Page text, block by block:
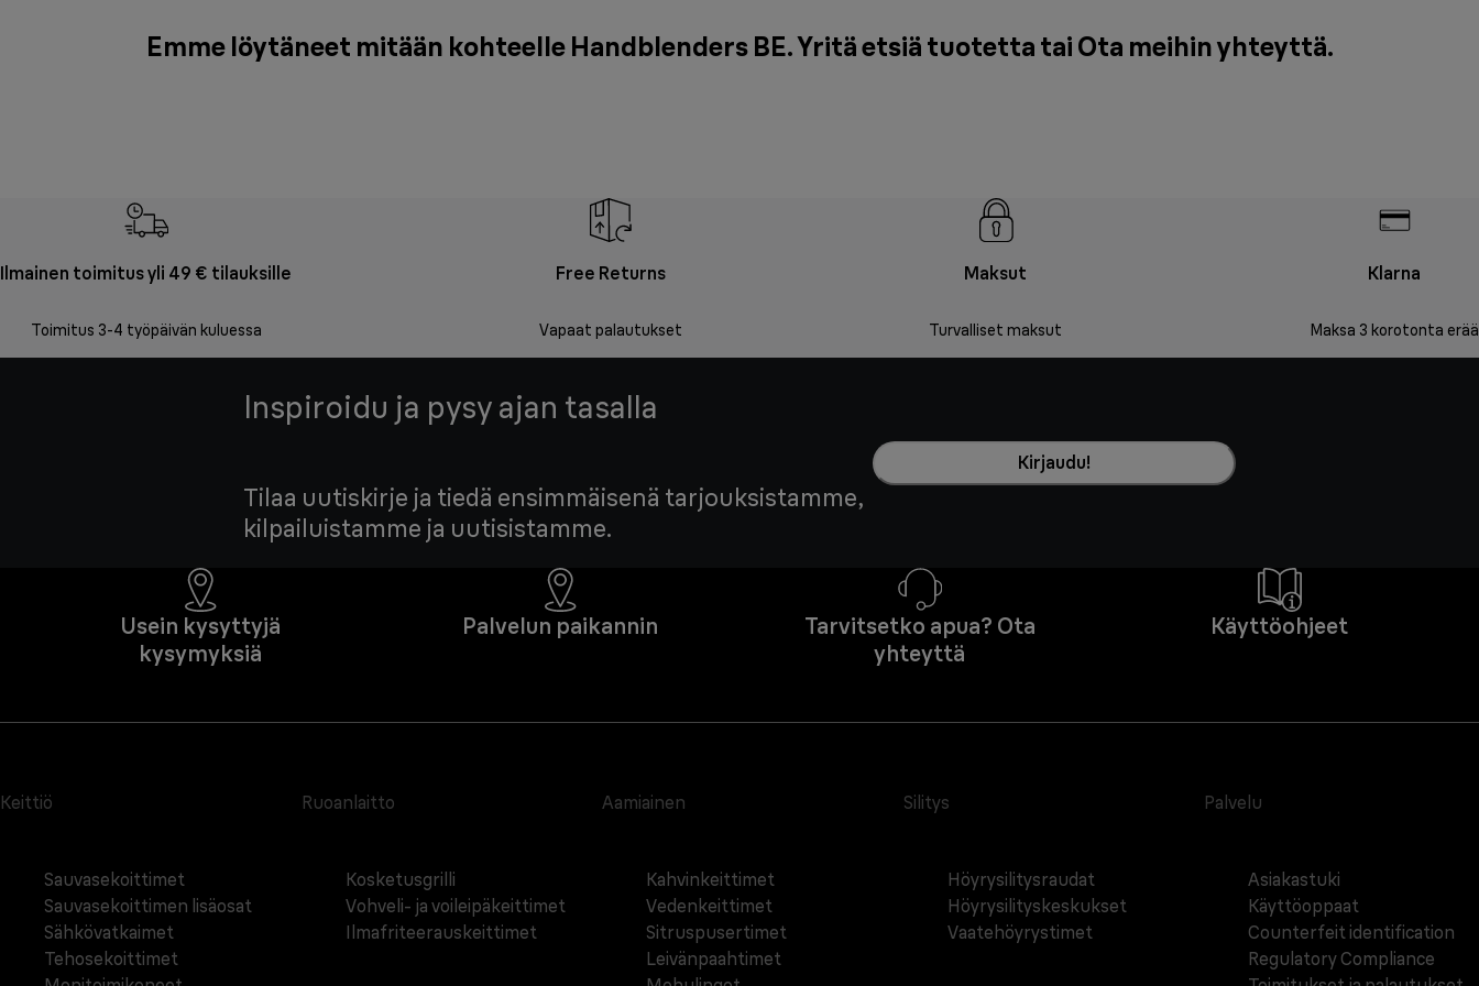
Emme löytäneet mitään kohteelle Handblenders BE. Yritä etsiä tuotetta tai Ota meihin yhteyttä.
Ilmainen toimitus yli 49 € tilauksille
Toimitus 3-4 työpäivän kuluessa
Free Returns
Vapaat palautukset
Maksut
Turvalliset maksut
Klarna
Maksa 3 korotonta erää
Inspiroidu ja pysy ajan tasalla
Tilaa uutiskirje ja tiedä ensimmäisenä tarjouksistamme,
kilpailuistamme ja uutisistamme.
Kirjaudu!
Usein kysyttyjä
kysymyksiä
Palvelun paikannin
Tarvitsetko apua? Ota
yhteyttä
Käyttöohjeet
Keittiö
Sauvasekoittimet
Sauvasekoittimen lisäosat
Sähkövatkaimet
Tehosekoittimet
Ruoanlaitto
Kosketusgrilli
Vohveli- ja voileipäkeittimet
Ilmafriteerauskeittimet
Aamiainen
Kahvinkeittimet
Vedenkeittimet
Sitruspusertimet
Leivänpaahtimet
Silitys
Höyrysilitysraudat
Höyrysilityskeskukset
Vaatehöyrystimet
Palvelu
Asiakastuki
Käyttöoppaat
Counterfeit identification
Regulatory Compliance